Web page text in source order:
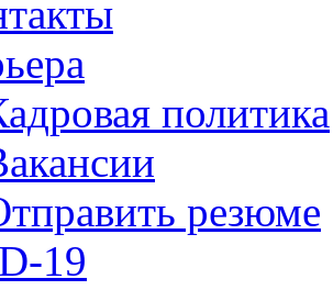
политика
резюме
19